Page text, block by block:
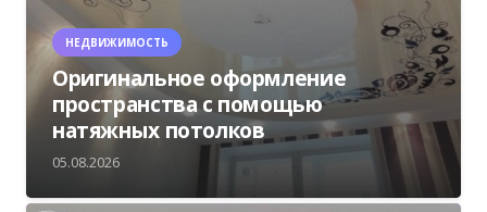
НЕДВИЖИМОСТЬ
Оригинальное оформление
пространства с помощью
натяжных потолков
05.08.2026